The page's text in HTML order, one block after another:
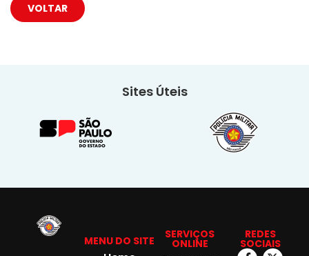
VOLTAR
Sites Úteis
MENU DO SITE SERVIÇOS
ONLINE
REDES
SOCIAIS